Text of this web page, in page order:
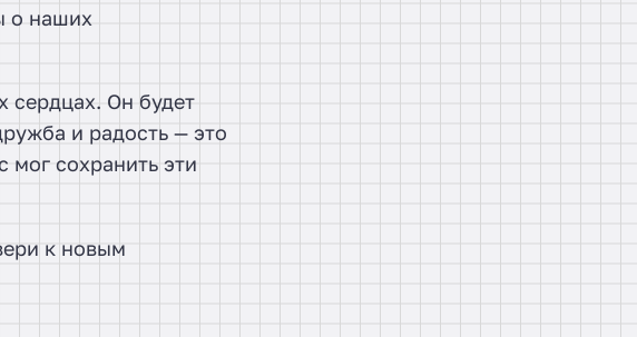
о наших
сердцах. Он будет
и радость — это
сохранить эти
к новым